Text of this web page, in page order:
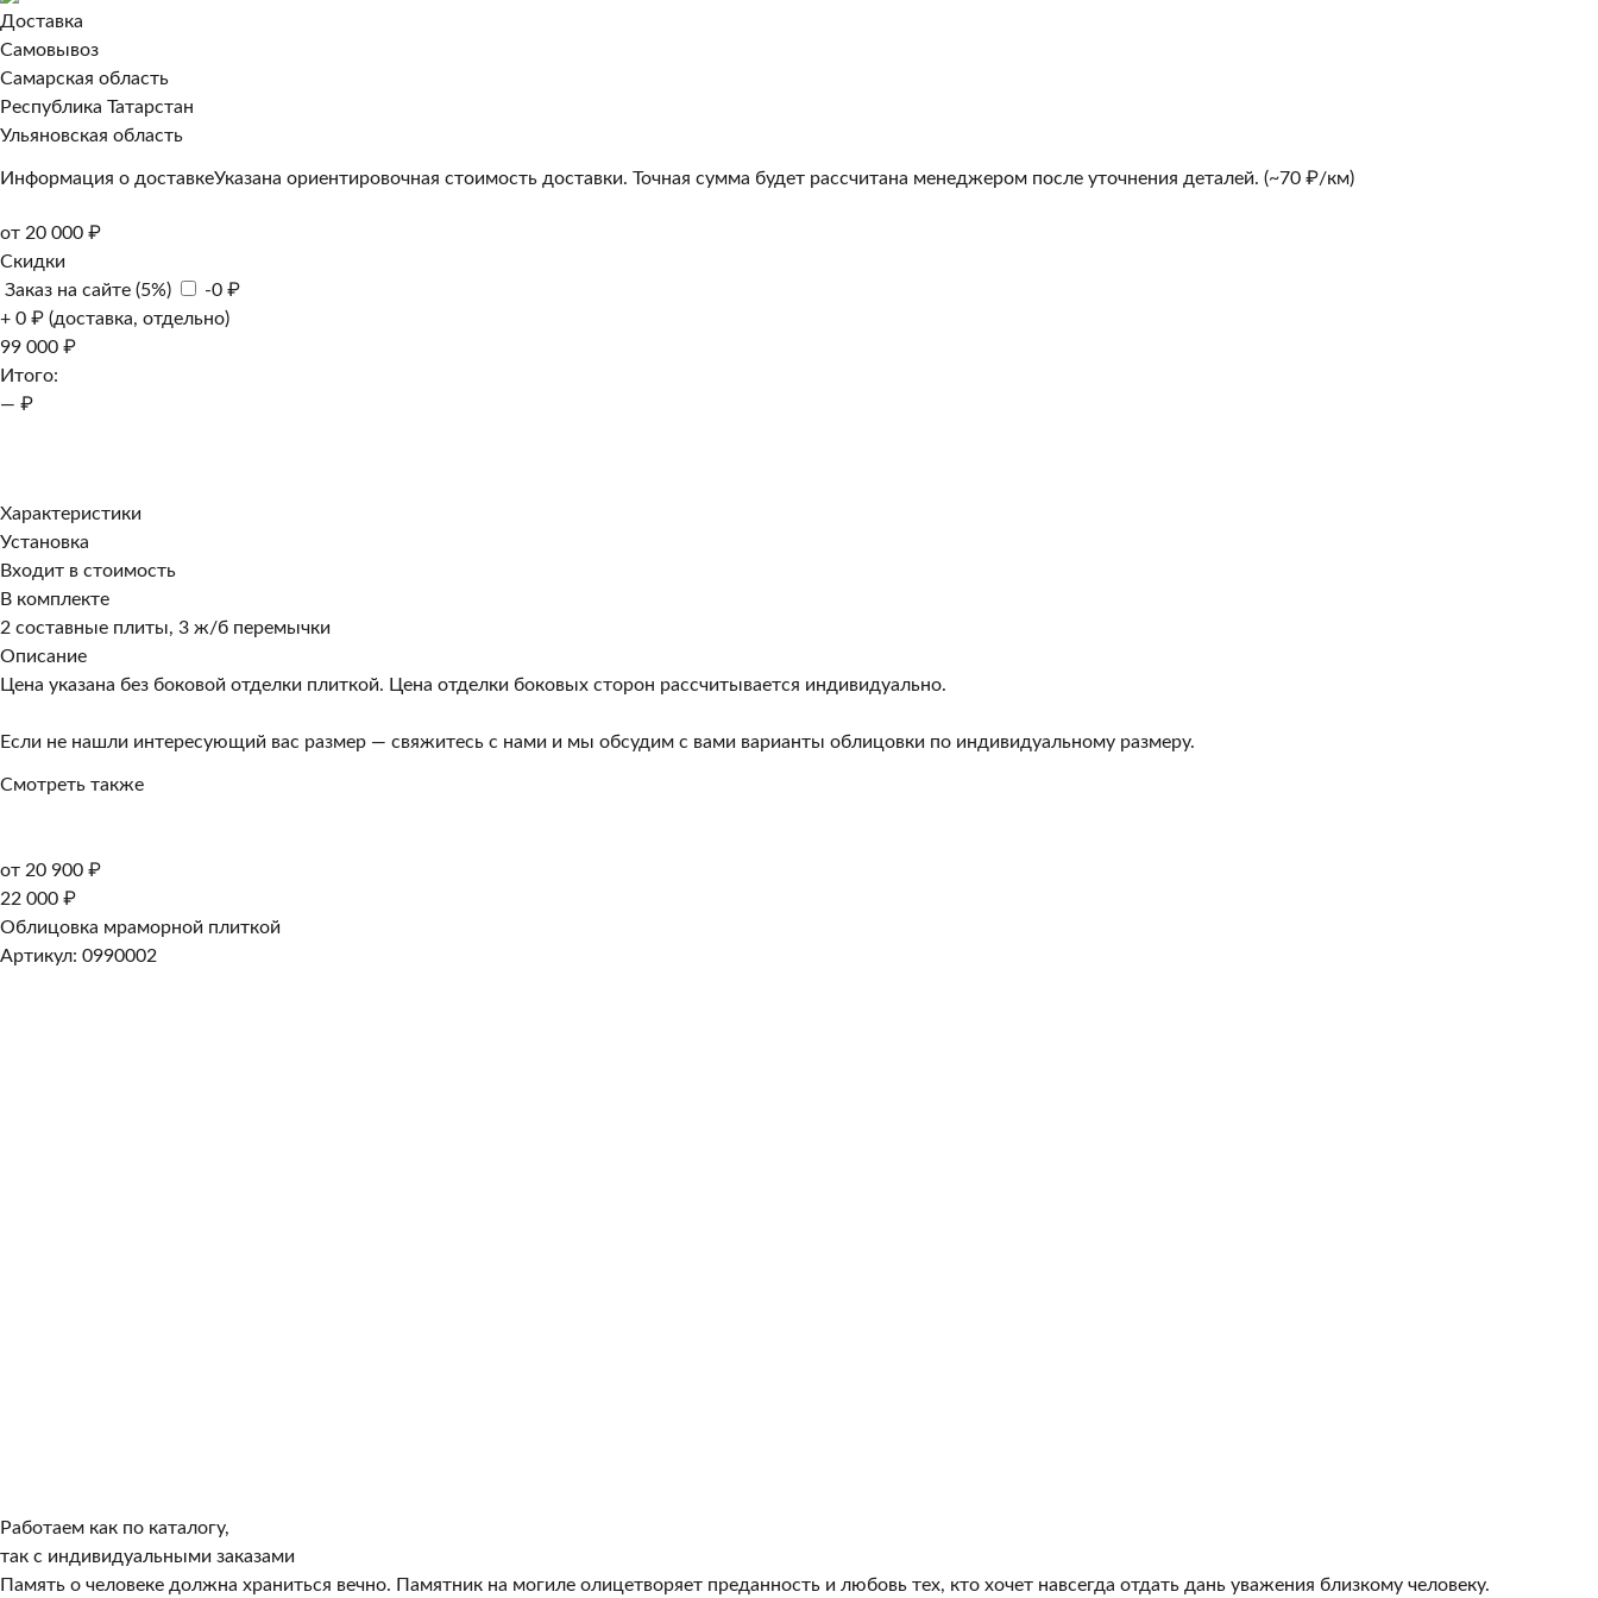
Доставка
Самовывоз
Самарская область
Республика Татарстан
Ульяновская область
Информация о доставкеУказана ориентировочная стоимость доставки. Точная сумма будет рассчитана менеджером после уточнения деталей. (~70 ₽/км)
от 20 000 ₽
Скидки
Заказ на сайте (5%)
-0 ₽
+ 0 ₽ (доставка, отдельно)
99 000 ₽
Итого:
— ₽
Характеристики
Установка
Входит в стоимость
В комплекте
2 составные плиты, 3 ж/б перемычки
Описание
Цена указана без боковой отделки плиткой. Цена отделки боковых сторон рассчитывается индивидуально.
Если не нашли интересующий вас размер — свяжитесь с нами и мы обсудим с вами варианты облицовки по индивидуальному размеру.
Смотреть также
от 20 900 ₽
22 000 ₽
Облицовка мраморной плиткой
Артикул: 0990002
Работаем как по каталогу,
так с индивидуальными заказами
Память о человеке должна храниться вечно. Памятник на могиле олицетворяет преданность и любовь тех, кто хочет навсегда отдать дань уважения близкому человеку.